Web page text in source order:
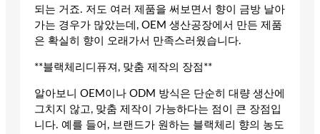
되는 거죠. 저도 여러 제품을 써보면서 향이 금방 날아
가는 경우가 많았는데, OEM 생산공장에서 만든 제품
은 확실히 향이 오래가서 만족스러웠습니다.
**블랙체리디퓨져, 맞춤 제작의 장점**
알아보니 OEM이나 ODM 방식은 단순히 대량 생산에
그치지 않고, 맞춤 제작이 가능하다는 점이 큰 장점입
니다. 예를 들어, 브랜드가 원하는 블랙체리 향의 농도